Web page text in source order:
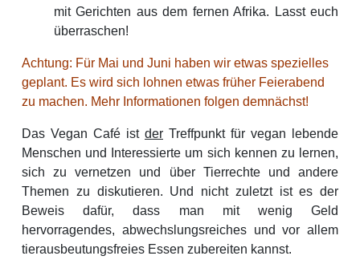
mit Gerichten aus dem fernen Afrika. Lasst euch
überraschen!
Achtung: Für Mai und Juni haben wir etwas spezielles
geplant. Es wird sich lohnen etwas früher Feierabend
zu machen. Mehr Informationen folgen demnächst!
Das Vegan Café ist der Treffpunkt für vegan lebende
Menschen und Interessierte um sich kennen zu lernen,
sich zu vernetzen und über Tierrechte und andere
Themen zu diskutieren. Und nicht zuletzt ist es der
Beweis dafür, dass man mit wenig Geld
hervorragendes, abwechslungsreiches und vor allem
tierausbeutungsfreies Essen zubereiten kannst.